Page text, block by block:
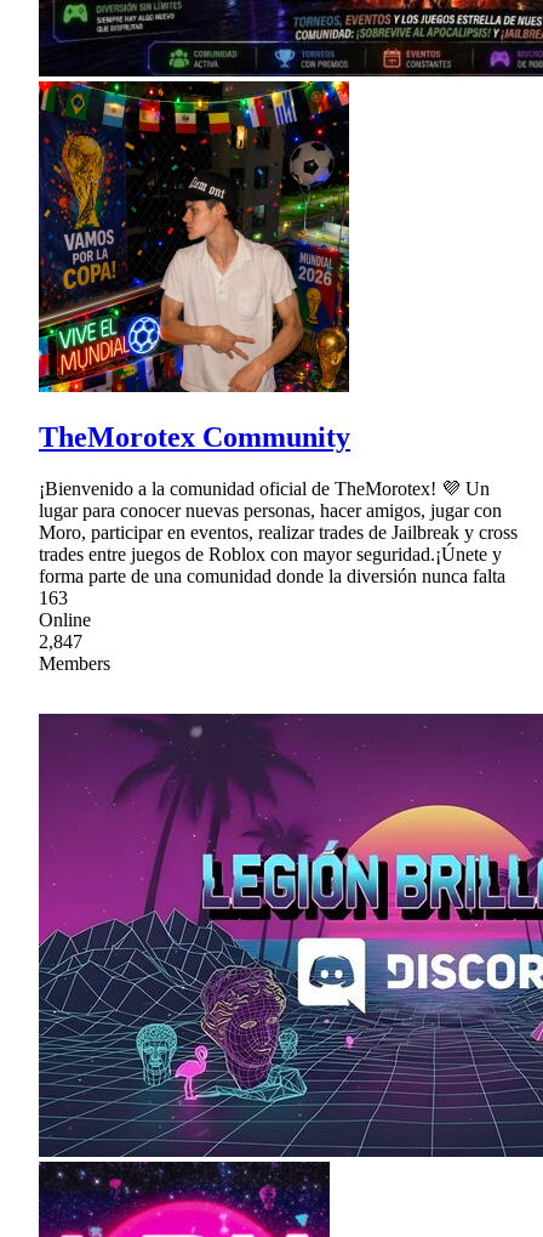
TheMorotex Community
¡Bienvenido a la comunidad oficial de TheMorotex! 💜 Un
lugar para conocer nuevas personas, hacer amigos, jugar con
Moro, participar en eventos, realizar trades de Jailbreak y cross
trades entre juegos de Roblox con mayor seguridad.¡Únete y
forma parte de una comunidad donde la diversión nunca falta
163
Online
2,847
Members